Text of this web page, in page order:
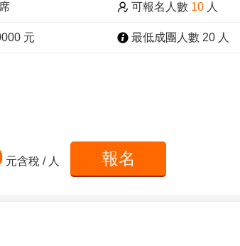
可報名人數 10人
元 最低成團人數 20 人
元含稅 / 人 報名